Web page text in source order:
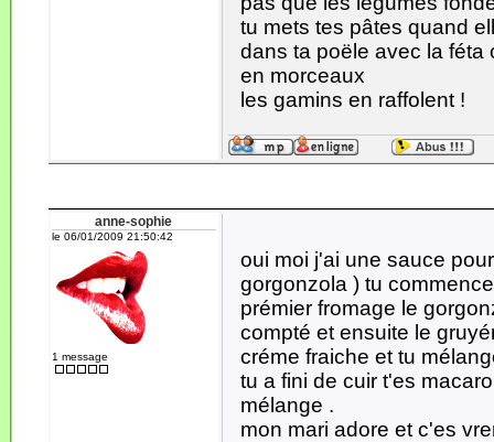
tu mets tes pâtes quand
dans ta poële avec la féta
en morceaux
les gamins en raffolent !
anne-sophie
le 06/01/2009 21:50:42
1 message
oui moi j'ai une sauce
gorgonzola ) tu
prémier fromage le
compté et ensuite le
créme fraiche et tu
tu a fini de cuir t'es
mélange .
mon mari adore et c'es